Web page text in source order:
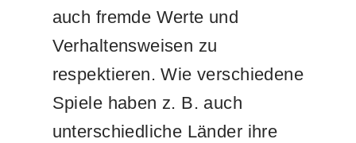
auch fremde Werte und
Verhaltensweisen zu
respektieren. Wie verschiedene
Spiele haben z. B. auch
unterschiedliche Länder ihre